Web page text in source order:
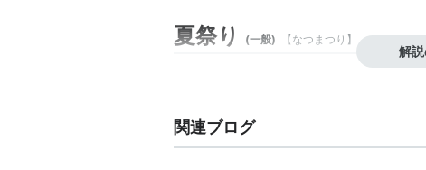
夏祭り (一般) 【 なつまつり 】
現代では、規模・目的・内容はさまざ
なイベントであることは確かである。
解
関連ブログ